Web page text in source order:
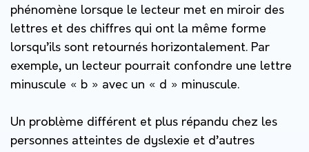
phénomène lorsque le lecteur met en miroir des
lettres et des chiffres qui ont la même forme
lorsqu’ils sont retournés horizontalement. Par
exemple, un lecteur pourrait confondre une lettre
minuscule « b » avec un « d » minuscule.
Un problème différent et plus répandu chez les
personnes atteintes de dyslexie et d’autres